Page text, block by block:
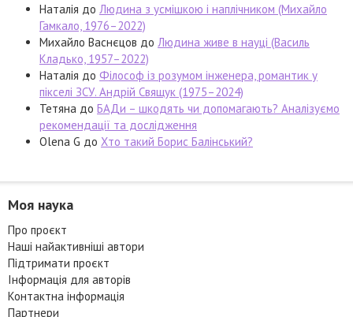
Наталія до Людина з усмішкою і наплічником (Михайло
Гамкало, 1976–2022)
Михайло Васнєцов до Людина живе в науці (Василь
Кладько, 1957–2022)
Наталія до Філософ із розумом інженера, романтик у
пікселі ЗСУ. Андрій Свящук (1975–2024)
Тетяна до БАДи – шкодять чи допомагають? Аналізуємо
рекомендації та дослідження
Olena G до Хто такий Борис Балінський?
Моя наука
Про проєкт
Наші найактивніші автори
Підтримати проєкт
Інформація для авторів
Контактна інформація
Партнери